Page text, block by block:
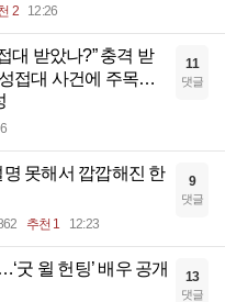
2 12:26
대 받았나?” 충격 받
접대 사건에 주목…
11
댓글
못해서 깝깝해진 한
추천 1 12:23
9
댓글
굿 윌 헌팅’ 배우 공개
13
댓글